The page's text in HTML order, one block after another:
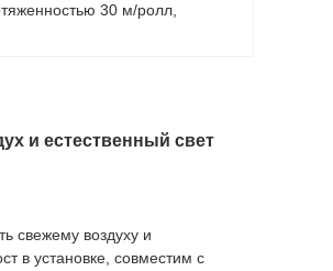
30 м/ролл
и естественный свет
свежему воздуху и
в установке, совместим с